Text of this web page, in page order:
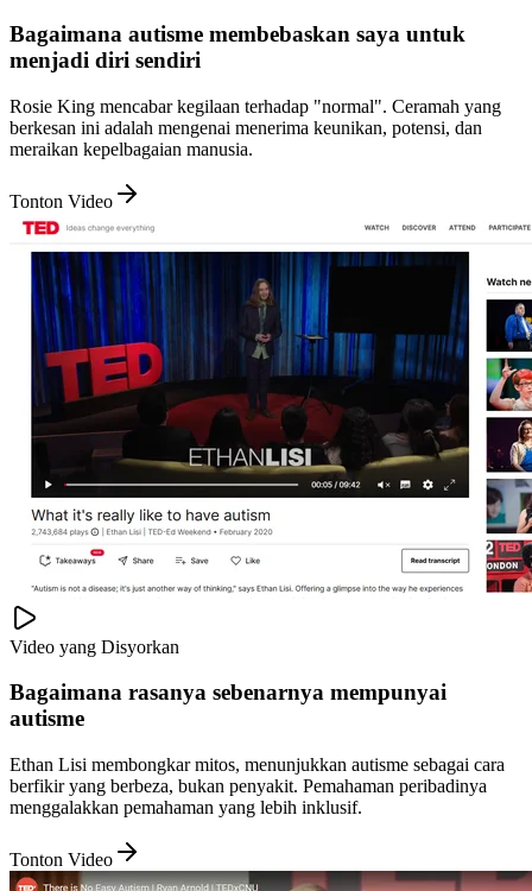
Bagaimana autisme membebaskan saya untuk
menjadi diri sendiri
Rosie King mencabar kegilaan terhadap "normal". Ceramah yang
berkesan ini adalah mengenai menerima keunikan, potensi, dan
meraikan kepelbagaian manusia.
Tonton Video
Video yang Disyorkan
Bagaimana rasanya sebenarnya mempunyai
autisme
Ethan Lisi membongkar mitos, menunjukkan autisme sebagai cara
berfikir yang berbeza, bukan penyakit. Pemahaman peribadinya
menggalakkan pemahaman yang lebih inklusif.
Tonton Video